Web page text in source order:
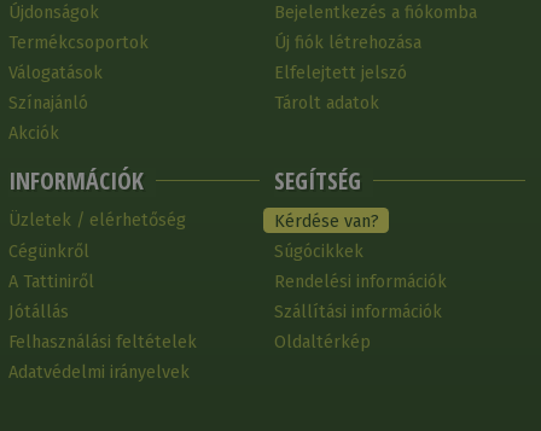
Újdonságok
Termékcsoportok
Válogatások
Színajánló
Akciók
INFORMÁCIÓK
Üzletek / elérhetőség
Cégünkről
A Tattiniről
Jótállás
Felhasználási feltételek
Adatvédelmi irányelvek
Bejelentkezés a fiókomba
Új fiók létrehozása
Elfelejtett jelszó
Tárolt adatok
SEGÍTSÉG
Kérdése van?
Súgócikkek
Rendelési információk
Szállítási információk
Oldaltérkép